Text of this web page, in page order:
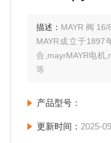
描述：
MAYR成立于1897
合,mayrMAYR电机
等
产品型号：
更新时间： 2025-